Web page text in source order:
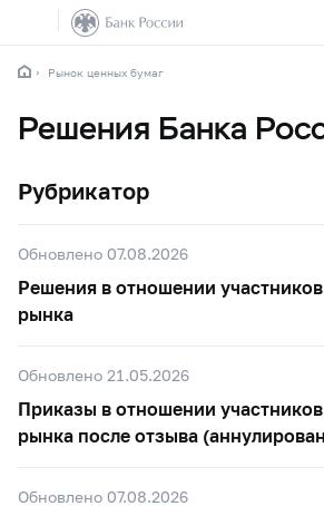
Рынок ценных бумаг
Решения Банка
Рубрикатор
Обновлено 07.08.2026
Решения в отношении
рынка
Обновлено 21.05.2026
Приказы в отношении
рынка после отзыва
Обновлено 07.08.2026